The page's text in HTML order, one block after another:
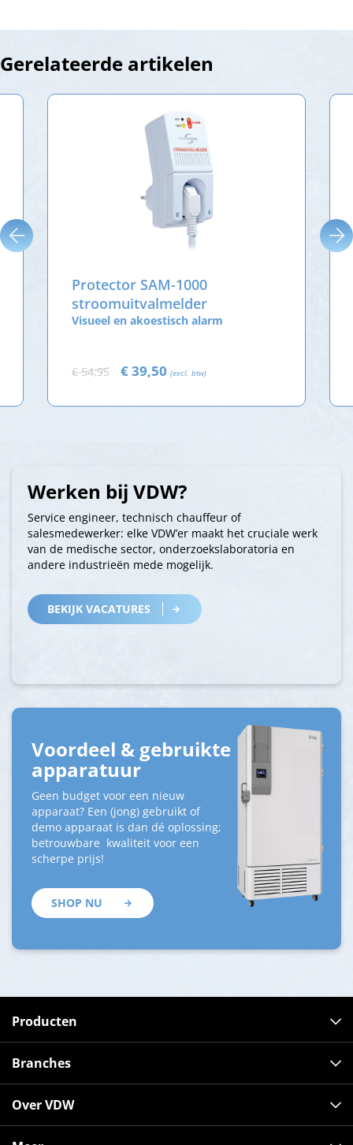
Gerelateerde artikelen
Protector SAM-1000
stroomuitvalmelder
Visueel en akoestisch alarm
€ 54,95 € 39,50(excl. btw)
Werken bij VDW?
Service engineer, technisch chauffeur of
salesmedewerker: elke VDW’er maakt het cruciale werk
van de medische sector, onderzoekslaboratoria en
andere industrieën mede mogelijk.
BEKIJK VACATURES
Voordeel & gebruikte
apparatuur
Geen budget voor een nieuw
apparaat? Een (jong) gebruikt of
demo apparaat is dan dé oplossing;
betrouwbare kwaliteit voor een
scherpe prijs!
SHOP NU
Producten
Branches
Over VDW